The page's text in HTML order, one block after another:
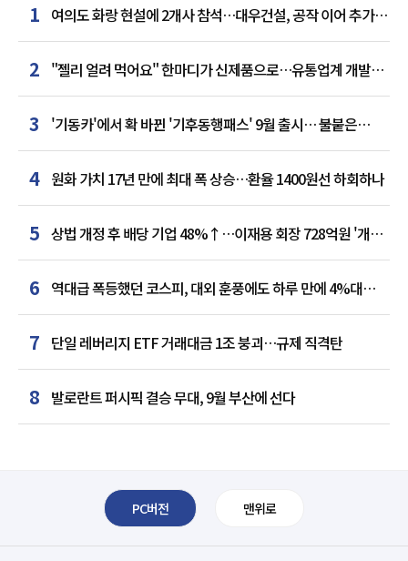
1 여의도 화랑 현설에 2개사 참석…대우건설, 공작 이어 추가
거점 확보하나
2 "젤리 얼려 먹어요" 한마디가 신제품으로…유통업계 개발실
된 SNS
3
'기동카'에서 확 바뀐 '기후동행패스' 9월 출시… 불붙은
카드사 경쟁
4 원화 가치 17년 만에 최대 폭 상승…환율 1400원선 하회하나
5 상법 개정 후 배당 기업 48%↑…이재용 회장 728억원 '개인
최다'
6 역대급 폭등했던 코스피, 대외 훈풍에도 하루 만에 4%대
급락
7 단일 레버리지 ETF 거래대금 1조 붕괴…규제 직격탄
8 발로란트 퍼시픽 결승 무대, 9월 부산에 선다
PC버전 맨위로